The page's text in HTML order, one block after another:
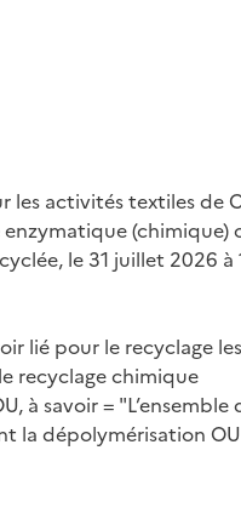
les activités textiles de
(chimique)
le 31 juillet 2026 à
lié pour le recyclage
recyclage chimique
à savoir =
la dépolymérisation